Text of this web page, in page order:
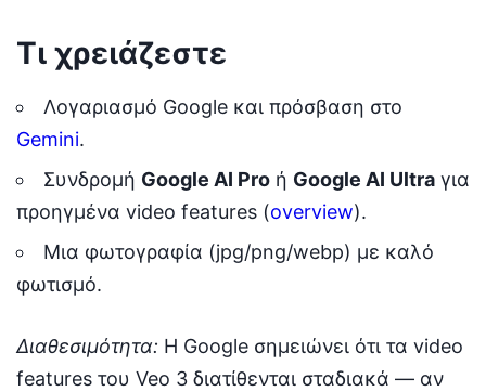
Τι χρειάζεστε
Λογαριασμό Google και πρόσβαση στο
Gemini.
Συνδρομή Google AI Pro ή Google AI Ultra για
προηγμένα video features (overview).
Μια φωτογραφία (jpg/png/webp) με καλό
φωτισμό.
Διαθεσιμότητα: Η Google σημειώνει ότι τα video
features του Veo 3 διατίθενται σταδιακά — αν